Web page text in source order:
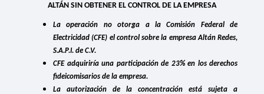
ALTÁN SIN OBTENER EL CONTROL DE LA EMPRESA
La operación no otorga a la Comisión Federal de
Electricidad (CFE) el control sobre la empresa Altán Redes,
S.A.P.I. de C.V.
CFE adquiriría una participación de 23% en los derechos
fideicomisarios de la empresa.
La autorización de la concentración está sujeta a